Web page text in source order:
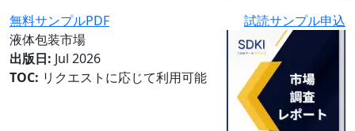
無料サンプルPDF
試読サンプル申込
液体包装市場
出版日: Jul 2026
TOC: リクエストに応じて利用可能